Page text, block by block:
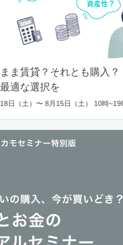
ま賃貸？それとも購入
適な選択を
日（土）〜 8月15日（土） 10時~19